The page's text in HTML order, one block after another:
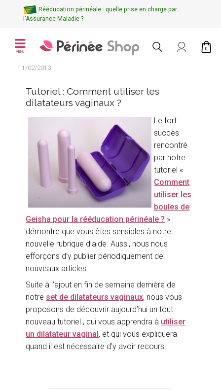
Rééducation périnéale : quelle prise en charge par
l'Assurance Maladie ?
MENU
0
11/02/2013
Tutoriel : Comment utiliser les
dilatateurs vaginaux ?
Le fort
succès
rencontré
par notre
tutoriel «
Comment
utiliser les
boules de
Geisha pour la rééducation périnéale ? »
démontre que vous êtes sensibles à notre
nouvelle rubrique d’aide. Aussi, nous nous
efforçons d’y publier périodiquement de
nouveaux articles.
Suite à l’ajout en fin de semaine dernière de
notre set de dilatateurs vaginaux, nous vous
proposons de découvrir aujourd’hui un tout
nouveau tutoriel , qui vous apprendra à utiliser
un dilatateur vaginal, et qui vous expliquera
quand il est nécessaire d’y avoir recours.